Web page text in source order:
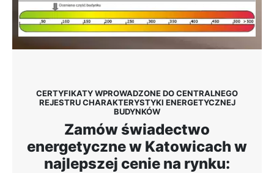
CERTYFIKATY WPROWADZONE DO CENTRALNEGO
REJESTRU CHARAKTERYSTYKI ENERGETYCZNEJ
BUDYNKÓW
Zamów świadectwo
energetyczne w Katowicach w
najlepszej cenie na rynku: